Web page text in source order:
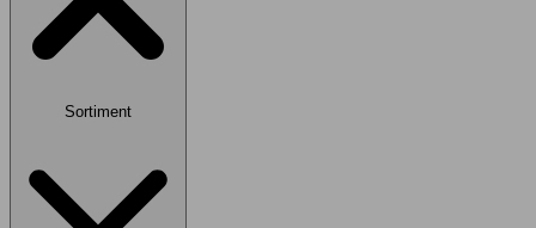
Sortiment